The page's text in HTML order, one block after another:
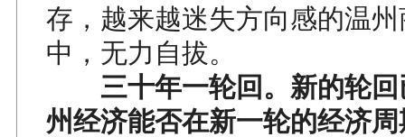
存，越来越迷失方向感的温
中，无力自拔。
三十年一轮回。新的轮
州经济能否在新一轮的经济